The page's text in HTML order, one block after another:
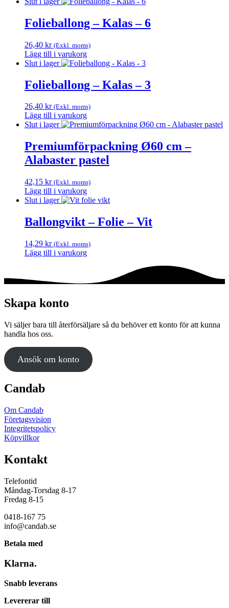
kan
väljas
på
Folieballong – Kalas – 6
26,40 kr (Exkl. moms)
Lägg till i varukorg
Slut i lager
Folieballong – Kalas – 3
26,40 kr (Exkl. moms)
Lägg till i varukorg
Slut i lager
Premiumförpackning Ø60 cm –
Alabaster pastel
42,15 kr (Exkl. moms)
Lägg till i varukorg
Slut i lager
Ballongvikt – Folie – Vit
14,29 kr (Exkl. moms)
Lägg till i varukorg
Skapa konto
Vi säljer bara till återförsäljare så du behöver ett konto för att kunna
handla hos oss.
Ansök om konto
Candab
Om Candab
Företagsvision
Integritetspolicy
Köpvillkor
Kontakt
Telefontid
Måndag-Torsdag 8-17
Fredag 8-15
0418-167 75
info@candab.se
Betala med
Klarna.
Snabb leverans
Levererar till